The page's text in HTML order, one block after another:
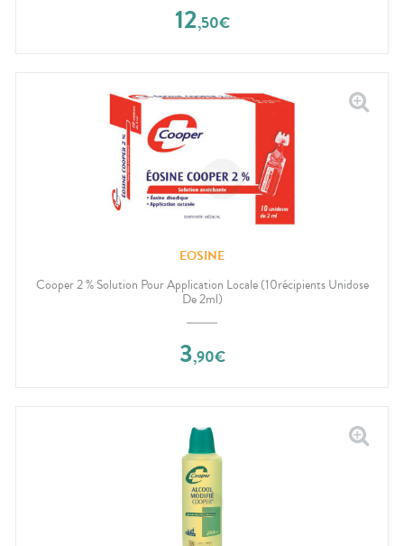
12,50€
EOSINE
Cooper 2 % Solution Pour Application Locale (10récipients Unidose
De 2ml)
3,90€